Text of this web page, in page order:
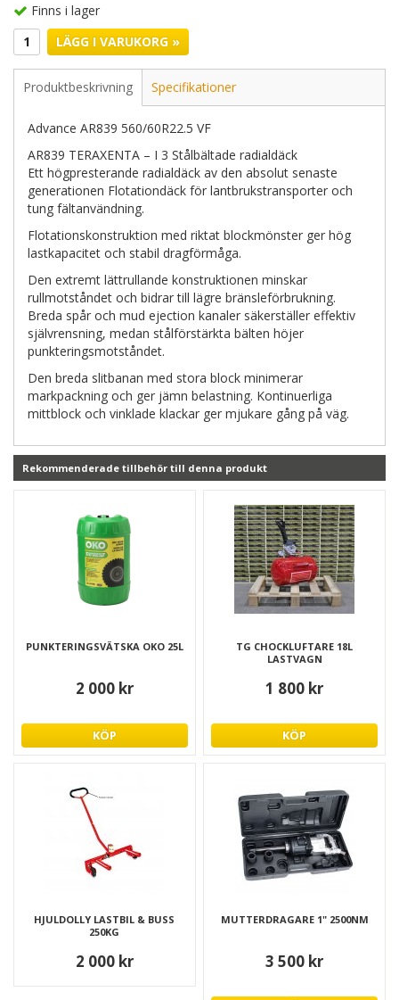
Finns i lager
LÄGG I VARUKORG »
Produktbeskrivning Specifikationer
Advance AR839 560/60R22.5 VF
AR839 TERAXENTA – I 3 Stålbältade radialdäck
Ett högpresterande radialdäck av den absolut senaste
generationen Flotationdäck för lantbrukstransporter och
tung fältanvändning.
Flotationskonstruktion med riktat blockmönster ger hög
lastkapacitet och stabil dragförmåga.
Den extremt lättrullande konstruktionen minskar
rullmotståndet och bidrar till lägre bränsleförbrukning.
Breda spår och mud ejection kanaler säkerställer effektiv
självrensning, medan stålförstärkta bälten höjer
punkteringsmotståndet.
Den breda slitbanan med stora block minimerar
markpackning och ger jämn belastning. Kontinuerliga
mittblock och vinklade klackar ger mjukare gång på väg.
Rekommenderade tillbehör till denna produkt
PUNKTERINGSVÄTSKA OKO 25L
2 000 kr
KÖP
TG CHOCKLUFTARE 18L
LASTVAGN
1 800 kr
KÖP
HJULDOLLY LASTBIL & BUSS
250KG
2 000 kr
MUTTERDRAGARE 1" 2500NM
3 500 kr